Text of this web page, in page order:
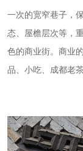
一次的宽窄巷子，
态、屋檐层次等，
色的商业街。商业
品、小吃、成都老